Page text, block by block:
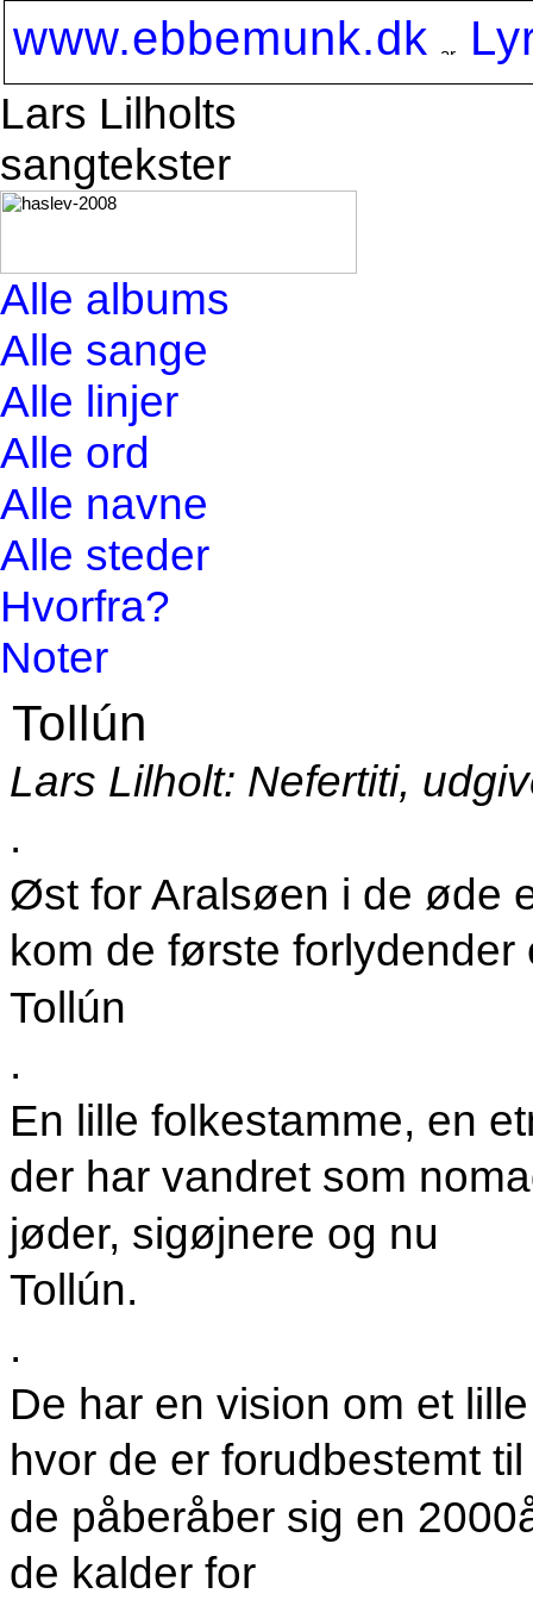
www.ebbemunk.dk
Lars Lilholts
sangtekster
Alle albums
Alle sange
Alle linjer
Alle ord
Alle navne
Alle steder
Hvorfra?
Noter
Tollún
Lars Lilholt: Nefertiti,
.
Øst for Aralsøen i de øde
kom de første forlydender
Tollún
.
En lille folkestamme, en
der har vandret som
jøder, sigøjnere og nu
Tollún.
.
De har en vision om et
hvor de er forudbestemt
de påberåber sig en
de kalder for